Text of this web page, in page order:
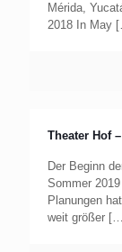
Mérida,
2018 In May
Theater Hof
Der Beginn
Sommer
Planungen
weit größer